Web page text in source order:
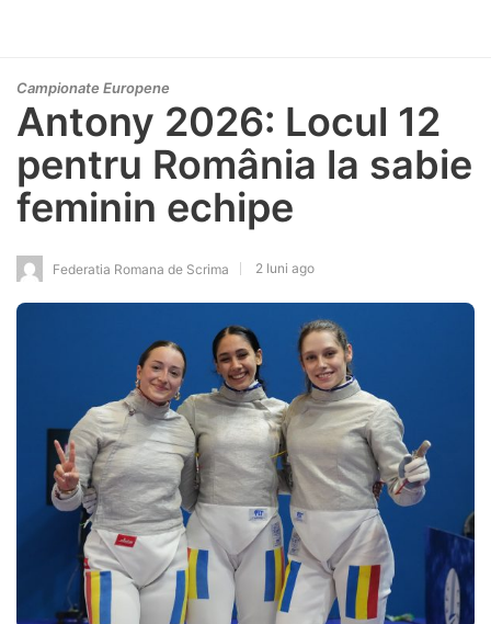
Campionate Europene
Antony 2026: Locul 12
pentru România la sabie
feminin echipe
Federatia Romana de Scrima 2 luni ago